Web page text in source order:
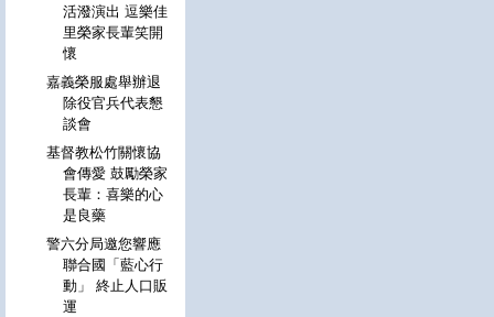
活潑演出 逗樂佳
里榮家長輩笑開
懷
嘉義榮服處舉辦退
除役官兵代表懇
談會
基督教松竹關懷協
會傳愛 鼓勵榮家
長輩：喜樂的心
是良藥
警六分局邀您響應
聯合國「藍心行
動」 終止人口販
運